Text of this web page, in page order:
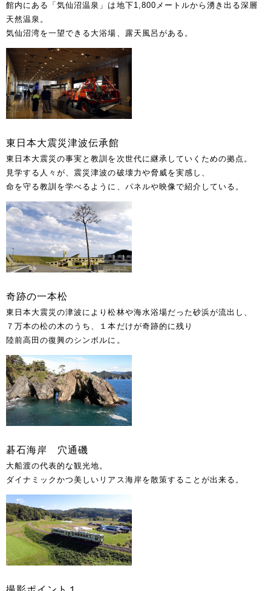
館内にある「気仙沼温泉」は地下1,800メートルから湧き出る深層
天然温泉。
気仙沼湾を一望できる大浴場、露天風呂がある。
東日本大震災津波伝承館
東日本大震災の事実と教訓を次世代に継承していくための拠点。
見学する人々が、震災津波の破壊力や脅威を実感し、
命を守る教訓を学べるように、パネルや映像で紹介している。
奇跡の一本松
東日本大震災の津波により松林や海水浴場だった砂浜が流出し、
７万本の松の木のうち、１本だけが奇跡的に残り
陸前高田の復興のシンボルに。
碁石海岸 穴通磯
大船渡の代表的な観光地。
ダイナミックかつ美しいリアス海岸を散策することが出来る。